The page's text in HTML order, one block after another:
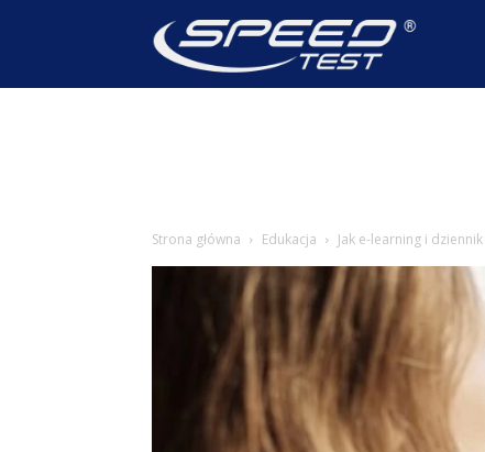
Strona główna Edukacja Jak e-learning i